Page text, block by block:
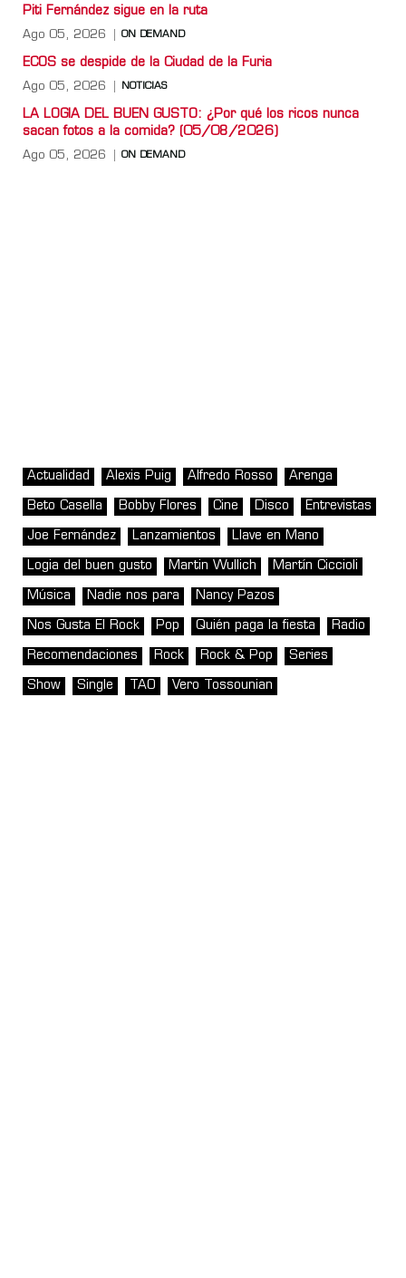
Piti Fernández sigue en la ruta
Ago 05, 2026 ON DEMAND
ECOS se despide de la Ciudad de la Furia
Ago 05, 2026 NOTICIAS
LA LOGIA DEL BUEN GUSTO: ¿Por qué los ricos nunca
sacan fotos a la comida? (05/08/2026)
Ago 05, 2026 ON DEMAND
Actualidad Alexis Puig Alfredo Rosso Arenga
Beto Casella Bobby Flores Cine Disco Entrevistas
Joe Fernández Lanzamientos Llave en Mano
Logia del buen gusto Martin Wullich Martín Ciccioli
Música Nadie nos para Nancy Pazos
Nos Gusta El Rock Pop Quién paga la fiesta Radio
Recomendaciones Rock Rock & Pop Series
Show Single TAO Vero Tossounian